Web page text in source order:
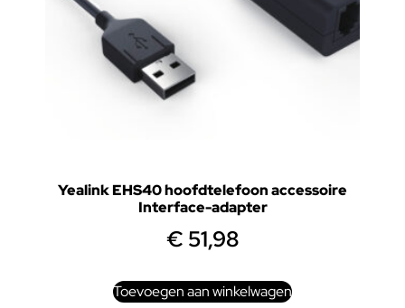
Yealink EHS40 hoofdtelefoon accessoire
Interface-adapter
€ 51,98
Toevoegen aan winkelwagen